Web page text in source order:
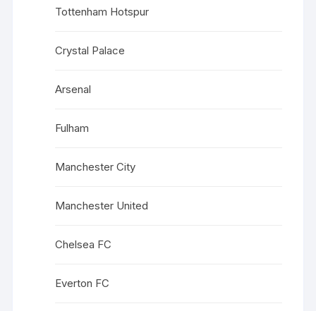
Tottenham Hotspur
Crystal Palace
Arsenal
Fulham
Manchester City
Manchester United
Chelsea FC
Everton FC